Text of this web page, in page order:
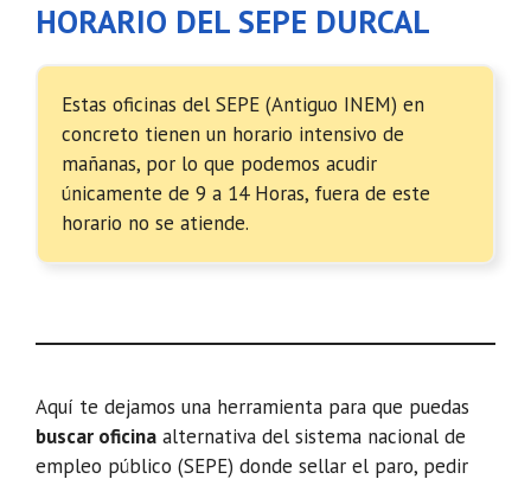
HORARIO DEL SEPE DURCAL
Estas oficinas del SEPE (Antiguo INEM) en
concreto tienen un horario intensivo de
mañanas, por lo que podemos acudir
únicamente de 9 a 14 Horas, fuera de este
horario no se atiende.
Aquí te dejamos una herramienta para que puedas
buscar oficina alternativa del sistema nacional de
empleo público (SEPE) donde sellar el paro, pedir